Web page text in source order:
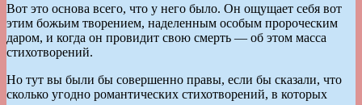
Вот это основа всего, что у него было. Он ощущает себя вот
этим божьим творением, наделенным особым пророческим
даром, и когда он провидит свою смерть — об этом масса
стихотворений.
Но тут вы были бы совершенно правы, если бы сказали, что
сколько угодно романтических стихотворений, в которых